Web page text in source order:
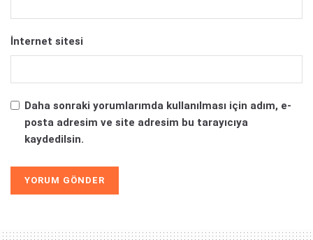
İnternet sitesi
Daha sonraki yorumlarımda kullanılması için adım, e-
posta adresim ve site adresim bu tarayıcıya
kaydedilsin.